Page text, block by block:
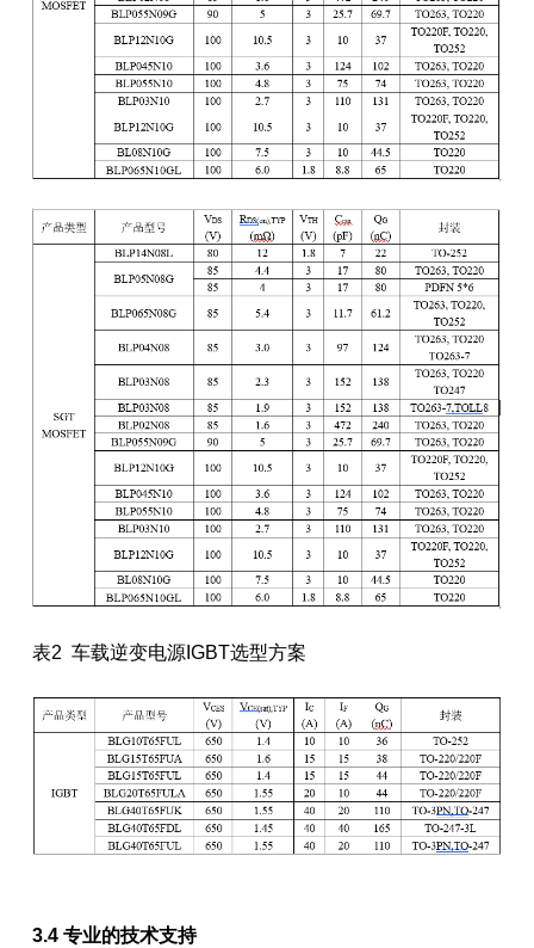
表2 车载逆变电源IGBT选型方案
3.4 专业的技术支持